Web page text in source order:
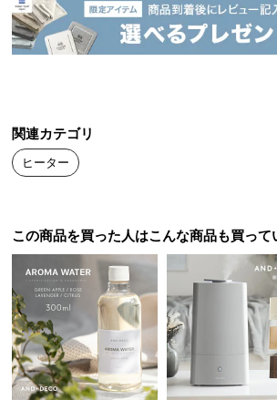
中
型
商
送
に
つ
型
商
品
の
配
送
関連カテゴリ
ヒーター
この商品を買った人はこんな商品も買って